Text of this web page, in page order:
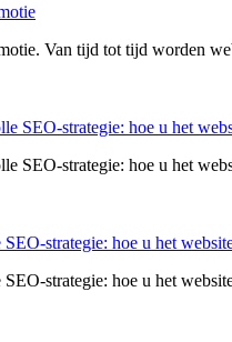
Van tijd tot tijd worden
SEO-strategie: hoe u het
SEO-strategie: hoe u het
strategie: hoe u het
strategie: hoe u het